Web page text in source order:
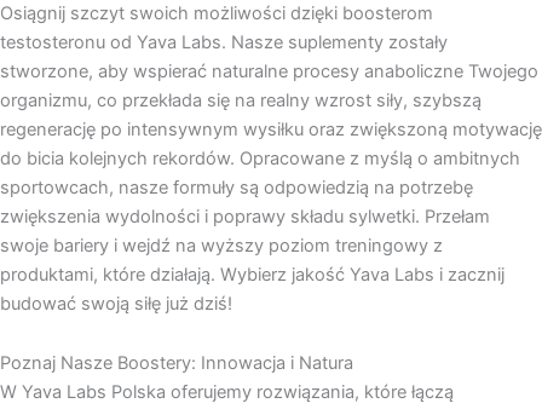
Osiągnij szczyt swoich możliwości dzięki boosterom
testosteronu od Yava Labs. Nasze suplementy zostały
stworzone, aby wspierać naturalne procesy anaboliczne Twojego
organizmu, co przekłada się na realny wzrost siły, szybszą
regenerację po intensywnym wysiłku oraz zwiększoną motywację
do bicia kolejnych rekordów. Opracowane z myślą o ambitnych
sportowcach, nasze formuły są odpowiedzią na potrzebę
zwiększenia wydolności i poprawy składu sylwetki. Przełam
swoje bariery i wejdź na wyższy poziom treningowy z
produktami, które działają. Wybierz jakość Yava Labs i zacznij
budować swoją siłę już dziś!
Poznaj Nasze Boostery: Innowacja i Natura
W Yava Labs Polska oferujemy rozwiązania, które łączą